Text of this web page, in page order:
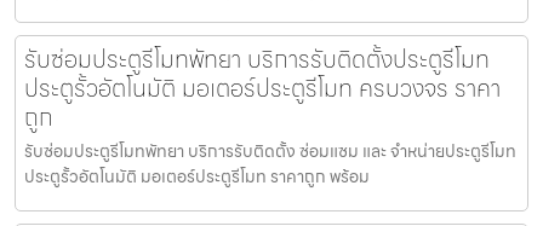
รับซ่อมประตูรีโมทพัทยา บริการรับติดตั้งประตูรีโมท
ประตูรั้วอัตโนมัติ มอเตอร์ประตูรีโมท ครบวงจร ราคา
ถูก
รับซ่อมประตูรีโมทพัทยา บริการรับติดตั้ง ซ่อมแซม และ จำหน่ายประตูรีโมท
ประตูรั้วอัตโนมัติ มอเตอร์ประตูรีโมท ราคาถูก พร้อม